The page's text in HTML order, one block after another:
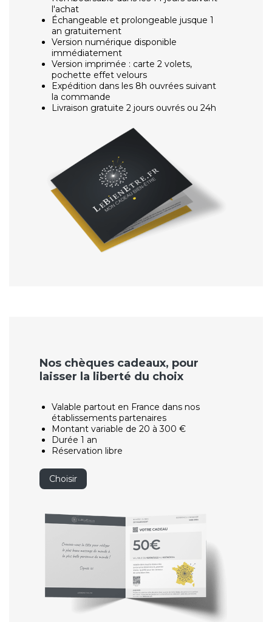
l'achat
Échangeable et prolongeable jusque 1
an gratuitement
Version numérique disponible
immédiatement
Version imprimée : carte 2 volets,
pochette effet velours
Expédition dans les 8h ouvrées suivant
la commande
Livraison gratuite 2 jours ouvrés ou 24h
Nos chèques cadeaux, pour
laisser la liberté du choix
Valable partout en France dans nos
établissements partenaires
Montant variable de 20 à 300 €
Durée 1 an
Réservation libre
Choisir